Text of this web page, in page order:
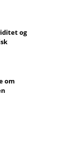
og
om